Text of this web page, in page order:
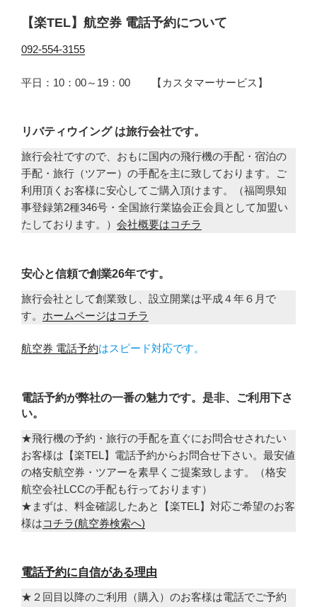
【楽TEL】航空券 電話予約について
092-554-3155
平日：10：00～19：00 【カスタマーサービス】
リバティウイング は旅行会社です。
旅行会社ですので、おもに国内の飛行機の手配・宿泊の
手配・旅行（ツアー）の手配を主に致しております。ご
利用頂くお客様に安心してご購入頂けます。（福岡県知
事登録第2種346号・全国旅行業協会正会員として加盟い
たしております。） 会社概要はコチラ
安心と信頼で創業26年です。
旅行会社として創業致し、設立開業は平成４年６月で
す。 ホームページはコチラ
航空券 電話予約はスピード対応です。
電話予約が弊社の一番の魅力です。是非、ご利用下さ
い。
★飛行機の予約・旅行の手配を直ぐにお問合せされたい
お客様は【楽TEL】電話予約からお問合せ下さい。最安値
の格安航空券・ツアーを素早くご提案致します。（格安
航空会社LCCの手配も行っております）
★まずは、料金確認したあと【楽TEL】対応ご希望のお客
様はコチラ(航空券検索へ)
電話予約に自信がある理由
★２回目以降のご利用（購入）のお客様は電話でご予約